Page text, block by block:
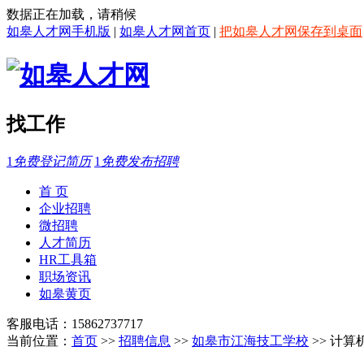
数据正在加载，请稍候
如皋人才网手机版 | 如皋人才网首页 | 把如皋人才网保存到桌面
找工作
1 免费登记简历 1 免费发布招聘
首 页
企业招聘
微招聘
人才简历
HR工具箱
职场资讯
如皋黄页
客服电话：15862737717
当前位置： 首页 >> 招聘信息 >> 如皋市江海技工学校 >> 计算